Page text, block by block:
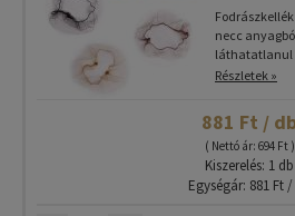
necc
láthatatlanul
Részletek »
881 Ft /
( Nettó ár: 694 Ft )
Kiszerelés: 1 db
Egységár: 881 Ft